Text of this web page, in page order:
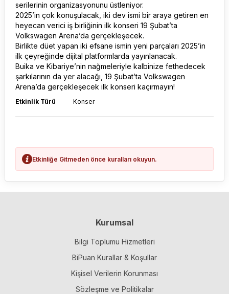
serilerinin organizasyonunu üstleniyor.
2025’in çok konuşulacak, iki dev ismi bir araya getiren en
heyecan verici iş birliğinin ilk konseri 19 Şubat’ta
Volkswagen Arena’da gerçekleşecek.
Birlikte düet yapan iki efsane ismin yeni parçaları 2025’in
ilk çeyreğinde dijital platformlarda yayınlanacak.
Buika ve Kibariye’nin nağmeleriyle kalbinize fethedecek
şarkılarının da yer alacağı, 19 Şubat’ta Volkswagen
Arena’da gerçekleşecek ilk konseri kaçırmayın!
Etkinlik Türü Konser
Etkinliğe Gitmeden önce kuralları okuyun.
Kurumsal
Bilgi Toplumu Hizmetleri
BiPuan Kurallar & Koşullar
Kişisel Verilerin Korunması
Sözleşme ve Politikalar